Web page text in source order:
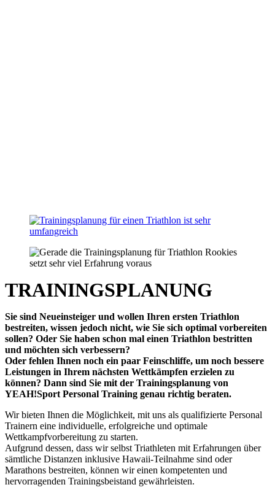
TRAININGSPLANUNG
Sie sind Neueinsteiger und wollen Ihren ersten Triathlon
bestreiten, wissen jedoch nicht, wie Sie sich optimal vorbereiten
sollen? Oder Sie haben schon mal einen Triathlon bestritten
und möchten sich verbessern?
Oder fehlen Ihnen noch ein paar Feinschliffe, um noch bessere
Leistungen in Ihrem nächsten Wettkämpfen erzielen zu
können? Dann sind Sie mit der Trainingsplanung von
YEAH!Sport Personal Training genau richtig beraten.
Wir bieten Ihnen die Möglichkeit, mit uns als qualifizierte Personal
Trainern eine individuelle, erfolgreiche und optimale
Wettkampfvorbereitung zu starten.
Aufgrund dessen, dass wir selbst Triathleten mit Erfahrungen über
sämtliche Distanzen inklusive Hawaii-Teilnahme sind oder
Marathons bestreiten, können wir einen kompetenten und
hervorragenden Trainingsbeistand gewährleisten.